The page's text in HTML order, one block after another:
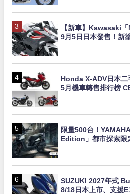
【新車】Kawasaki
9月5日日本發售！新
Honda X-ADV日本二
5月機車轉售排行榜
限量500台！
Edition」都市探索限
SUZUKI 2027年式
8/18日本上市、支援